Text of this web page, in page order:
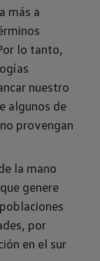
más a
lo tanto,
nuestro
algunos de
provengan
la mano
genere
por
en el sur